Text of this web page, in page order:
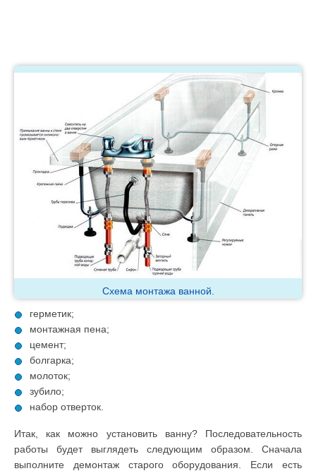
Схема монтажа ванной.
герметик;
монтажная пена;
цемент;
болгарка;
молоток;
зубило;
набор отверток.
Итак, как можно установить ванну? Последовательность
работы будет выглядеть следующим образом. Сначала
выполните демонтаж старого оборудования. Если есть